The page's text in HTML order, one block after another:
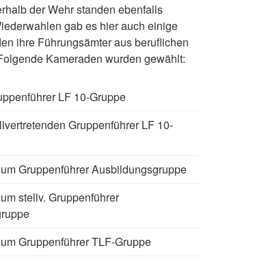
der Wehr standen ebenfalls
gab es hier auch einige
ihre Führungsämter aus beruflichen
Kameraden wurden gewählt:
LF 10-Gruppe
Gruppenführer LF 10-
Gruppenführer Ausbildungsgruppe
stellv. Gruppenführer
Gruppenführer TLF-Gruppe